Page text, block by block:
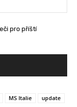
pro příští
MS Italie
update